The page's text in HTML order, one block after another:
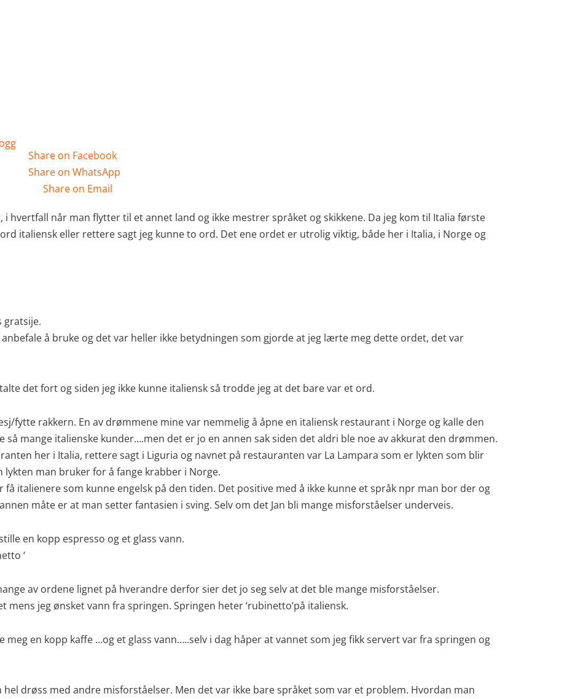
Share on Facebook
Share on WhatsApp
Share on Email
hvertfall når man flytter til et annet land og ikke mestrer språket og skikkene. Da jeg kom til Italia første
italiensk eller rettere sagt jeg kunne to ord. Det ene ordet er utrolig viktig, både her i Italia, i Norge og
gratsije.
å bruke og det var heller ikke betydningen som gjorde at jeg lærte meg dette ordet, det var
det fort og siden jeg ikke kunne italiensk så trodde jeg at det bare var et ord.
fytte rakkern. En av drømmene mine var nemmelig å åpne en italiensk restaurant i Norge og kalle den
så mange italienske kunder….men det er jo en annen sak siden det aldri ble noe av akkurat den drømmen.
her i Italia, rettere sagt i Liguria og navnet på restauranten var La Lampara som er lykten som blir
man bruker for å fange krabber i Norge.
italienere som kunne engelsk på den tiden. Det positive med å ikke kunne et språk npr man bor der og
måte er at man setter fantasien i sving. Selv om det Jan bli mange misforståelser underveis.
en kopp espresso og et glass vann.
‘
av ordene lignet på hverandre derfor sier det jo seg selv at det ble mange misforståelser.
jeg ønsket vann fra springen. Springen heter ‘rubinetto’på italiensk.
en kopp kaffe …og et glass vann…..selv i dag håper at vannet som jeg fikk servert var fra springen og
drøss med andre misforståelser. Men det var ikke bare språket som var et problem. Hvordan man